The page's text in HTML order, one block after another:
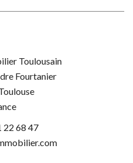
Toulousain
Fourtanier
22 68 47